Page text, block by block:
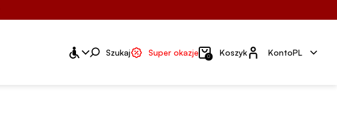
Szukaj Super okazje 0 KoszykKonto
KontoPL